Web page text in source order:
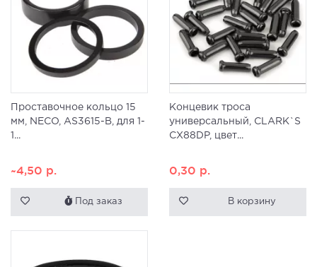
Проставочное кольцо 15
мм, NECO, AS3615-B, для 1-
1...
~4,50 р.
Под заказ
Концевик троса
универсальный, CLARK`S
CX88DP, цвет...
0,30 р.
В корзину